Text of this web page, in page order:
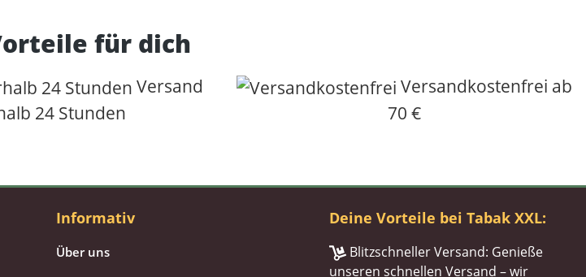
für dich
Versand
24 Stunden
Versandkostenfrei ab
70 €
Informativ
Über uns
Deine Vorteile bei Tabak XXL:
Blitzschneller Versand: Genieße
unseren schnellen Versand – wir